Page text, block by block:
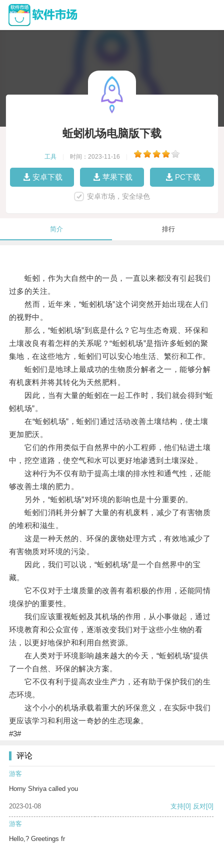
蚯蚓机场电脑版下载
工具 时间：2023-11-16
安卓下载 苹果下载 PC下载
安卓市场，安全绿色
简介 排行
蚯蚓，作为大自然中的一员，一直以来都没有引起我们
过多的关注。
然而，近年来，“蚯蚓机场”这个词突然开始出现在人们
的视野中。
那么，“蚯蚓机场”到底是什么？它与生态奇观、环保和
土壤改良有着怎样的关系呢？“蚯蚓机场”是指许多蚯蚓的聚
集地，在这些地方，蚯蚓们可以安心地生活、繁衍和工作。
蚯蚓们是地球上最成功的生物质分解者之一，能够分解
有机废料并将其转化为天然肥料。
因此，当有大量的蚯蚓在一起工作时，我们就会得到“蚯
蚓机场”。
在“蚯蚓机场”，蚯蚓们通过活动改善土壤结构，使土壤
更加肥沃。
它们的作用类似于自然界中的小工程师，他们钻进土壤
中，挖空道路，使空气和水可以更好地渗透到土壤深处。
这种行为不仅有助于提高土壤的排水性和通气性，还能
够改善土壤的肥力。
另外，“蚯蚓机场”对环境的影响也是十分重要的。
蚯蚓们消耗并分解了大量的有机废料，减少了有害物质
的堆积和滋生。
这是一种天然的、环保的废物处理方式，有效地减少了
有害物质对环境的污染。
因此，我们可以说，“蚯蚓机场”是一个自然界中的宝
藏。
它不仅对于土壤质量的改善有着积极的作用，还能同情
境保护的重要性。
我们应该重视蚯蚓及其机场的作用，从小事做起，通过
环境教育和公众宣传，逐渐改变我们对于这些小生物的看
法，以更好地保护和利用自然资源。
在人类对于环境影响越来越大的今天，“蚯蚓机场”提供
了一个自然、环保的解决方案。
它不仅有利于提高农业生产力，还有助于保护我们的生
态环境。
这个小小的机场承载着重大的环保意义，在实际中我们
更应该学习和利用这一奇妙的生态现象。
#3#
评论
游客
Horny Shriya called you
2023-01-08 支持[0] 反对[0]
游客
Hello,? Greetings fr